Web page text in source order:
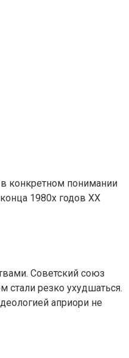
конкретном понимании
1980х годов XX
Советский союз
стали резко ухудшаться.
априори не